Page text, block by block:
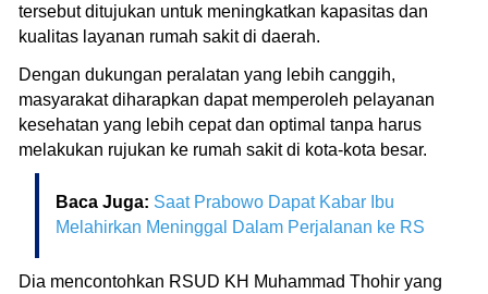
tersebut ditujukan untuk meningkatkan kapasitas dan
kualitas layanan rumah sakit di daerah.
Dengan dukungan peralatan yang lebih canggih,
masyarakat diharapkan dapat memperoleh pelayanan
kesehatan yang lebih cepat dan optimal tanpa harus
melakukan rujukan ke rumah sakit di kota-kota besar.
Baca Juga: Saat Prabowo Dapat Kabar Ibu
Melahirkan Meninggal Dalam Perjalanan ke RS
Dia mencontohkan RSUD KH Muhammad Thohir yang